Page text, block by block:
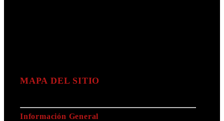
MAPA DEL SITIO
Información General